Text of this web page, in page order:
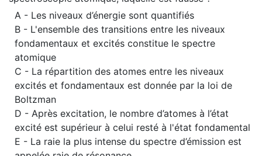
A - Les niveaux d’énergie sont quantifiés
B - L'ensemble des transitions entre les niveaux
fondamentaux et excités constitue le spectre
atomique
C - La répartition des atomes entre les niveaux
excités et fondamentaux est donnée par la loi de
Boltzman
D - Après excitation, le nombre d’atomes à l’état
excité est supérieur à celui resté à l'état fondamental
E - La raie la plus intense du spectre d’émission est